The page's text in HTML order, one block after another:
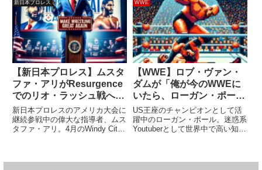
でテレビ番組になかなか出演でき
ない期間が続き、やっと出られて
もなかなか結果を出せずにいまし
た。そんな状況の彼女に対...
戦し、AEWの巨人サトナム・シ
ンとのタッグでAAA世界タッグ
王座を獲得しました。GCWにも
参戦するなど、充実...
新日本プロレス
【新日本プロレス】ムスタ
ファ・アリがResurgence
でのリオ・ラッシュ戦への
意気込みを語る。「これは
新日本とリオへの慈善活動
だ」
新日本プロレスのアメリカ大会に
継続参戦中の偉大な指導者、ムス
タファ・アリ。4月のWindy City
WWE
【WWE】ロブ・ヴァン・
ダムが「俺が今のWWEに
いたら、ローガン・ポール
との間に問題を抱えただろ
う」と考える理由とは？
US王座のチャンピオンとして活
躍中のローガン・ポール。迷惑系
Youtuberとして世界中で高い知名